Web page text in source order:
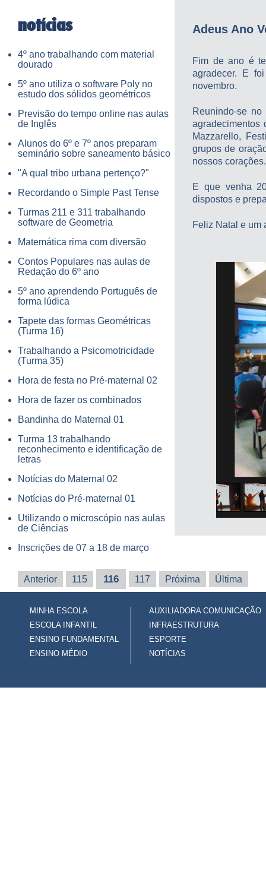
notícias
4º ano trabalhando com material
dourado
5º ano utiliza o software Poly no
estudo dos sólidos geométricos
Previsão do tempo online nas aulas
de Inglês
Alunos do 6º e 7º anos preparam
seminário sobre saneamento básico
"A qual tribo urbana pertenço?"
Recordando o Simple Past Tense
Turmas 211 e 311 trabalhando
software de Geometria
Matemática rima com diversão
Contos Populares nas aulas de
Redação do 6º ano
5º ano aprendendo Português de
forma lúdica
Tapete das formas Geométricas
(Turma 16)
Trabalhando a Psicomotricidade
(Turma 35)
Hora de festa no Pré-maternal 02
Hora de fazer os combinados
Bandinha do Maternal 01
Turma 13 trabalhando
reconhecimento e identificação de
letras
Notícias do Maternal 02
Notícias do Pré-maternal 01
Utilizando o microscópio nas aulas
de Ciências
Inscrições de 07 a 18 de março
Anterior 115 116 117 Próxima Última
Adeus Ano
Fim de ano é
agradecer. E
novembro.
Reunindo-se
agradecimentos
Mazzarello,
grupos de
nossos corações.
E que venha
dispostos e
Feliz Natal e um
MINHA ESCOLA
ESCOLA INFANTIL
ENSINO FUNDAMENTAL
ENSINO MÉDIO
AUXILIADORA COMUNICAÇÃO
INFRAESTRUTURA
ESPORTE
NOTÍCIAS